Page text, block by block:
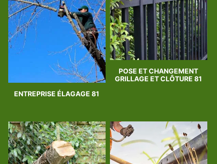
ENTREPRISE ÉLAGAGE 81
POSE ET CHANGEMENT
GRILLAGE ET CLÔTURE 81